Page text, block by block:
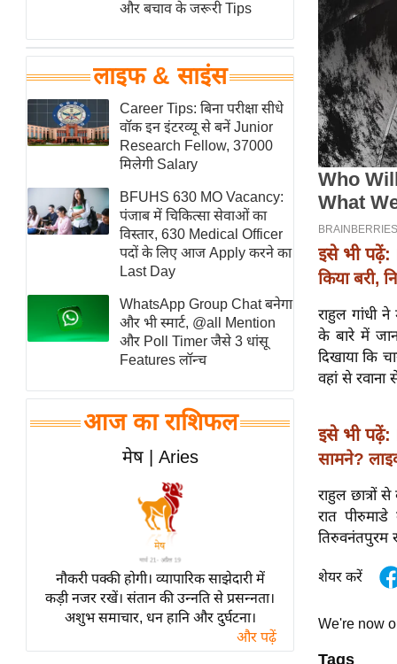
टेक्नॉलॉजी
ब्यूटी/फैशन
घरेलू नुस्खे
पर्यटन स्थल
फिटनेस मंत्रा
रिलेशनशिप
विश्लेषण
समसामयिक
मातृभूमि
स्तंभ
एम.
आर.
चाय पर
समीक्षा
व्रत
त्योहार
राशिफल
विशेष
और बचाव के जरूरी Tips
लाइफ & साइंस
Career Tips: बिना परीक्षा सीधे
वॉक इन इंटरव्यू से बनें Junior
Research Fellow, 37000
मिलेगी Salary
BFUHS 630 MO Vacancy:
पंजाब में चिकित्सा सेवाओं का
विस्तार, 630 Medical Officer
पदों के लिए आज Apply करने का
Last Day
WhatsApp Group Chat बनेगा
और भी स्मार्ट, @all Mention
और Poll Timer जैसे 3 धांसू
Features लॉन्च
आज का राशिफल
मेष | Aries
नौकरी पक्की होगी। व्यापारिक साझेदारी में
कड़ी नजर रखें। संतान की उन्नति से प्रसन्नता।
अशुभ समाचार, धन हानि और दुर्घटना।
और पढ़ें
इसे भी पढ़ें:
किया बरी,
राहुल गांधी ने
के बारे में
दिखाया कि
वहां से रवाना
इसे भी पढ़ें:
सामने?
राहुल छात्रों
रात
तिरुवनंतपुरम
शेयर करें
We're now
Tags